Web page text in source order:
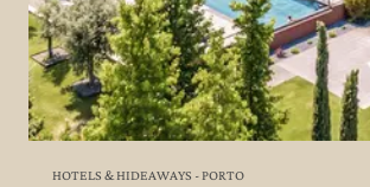
HOTELS & HIDEAWAYS - PORTO